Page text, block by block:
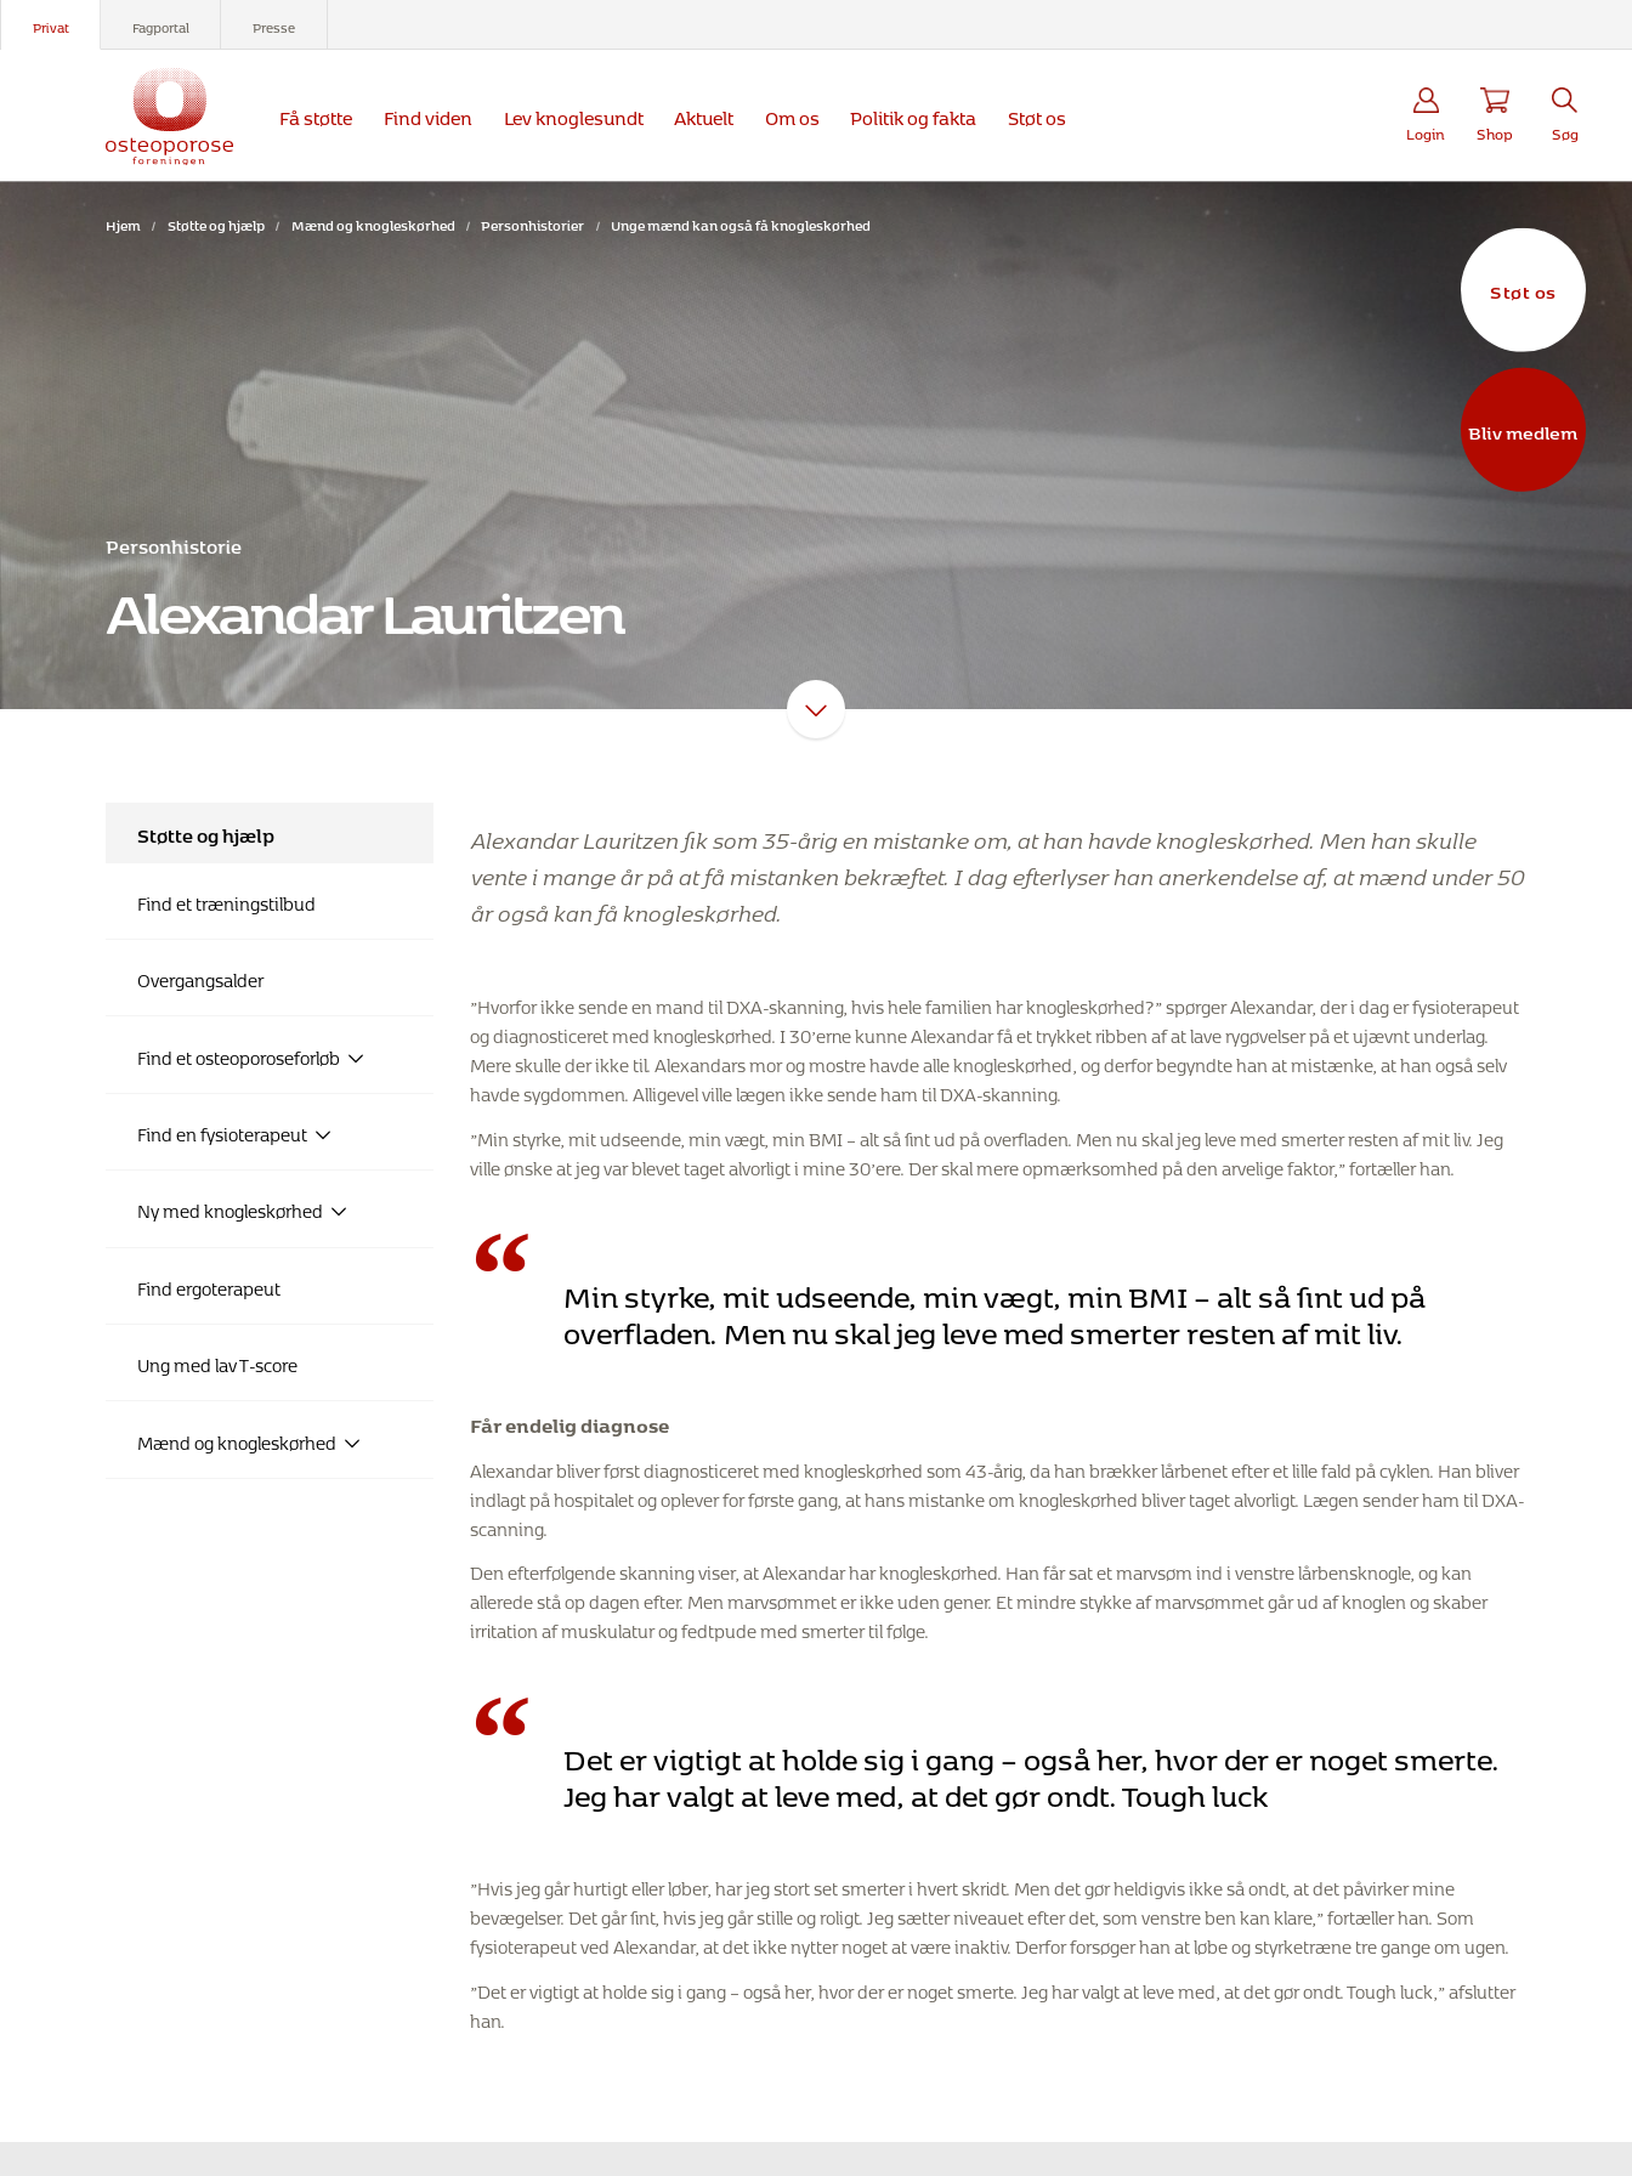
Privat Fagportal Presse
Støt os
Bliv medlem
Få støtte Find viden Lev knoglesundt Aktuelt Om os Politik og fakta Støt os Login Shop Søg
Hjem / Støtte og hjælp / Mænd og knogleskørhed / Personhistorier / Unge mænd kan også få knogleskørhed
Personhistorie
Alexandar Lauritzen
Støtte og hjælp
Find et træningstilbud
Overgangsalder
Find et osteoporoseforløb
Find en fysioterapeut
Ny med knogleskørhed
Find ergoterapeut
Ung med lav T-score
Mænd og knogleskørhed
Alexandar Lauritzen fik som 35-årig en mistanke om, at han havde knogleskørhed. Men han skulle
vente i mange år på at få mistanken bekræftet. I dag efterlyser han anerkendelse af, at mænd under 50
år også kan få knogleskørhed.
”Hvorfor ikke sende en mand til DXA-skanning, hvis hele familien har knogleskørhed?” spørger Alexandar, der i dag er fysioterapeut
og diagnosticeret med knogleskørhed. I 30’erne kunne Alexandar få et trykket ribben af at lave rygøvelser på et ujævnt underlag.
Mere skulle der ikke til. Alexandars mor og mostre havde alle knogleskørhed, og derfor begyndte han at mistænke, at han også selv
havde sygdommen. Alligevel ville lægen ikke sende ham til DXA-skanning.
”Min styrke, mit udseende, min vægt, min BMI – alt så fint ud på overfladen. Men nu skal jeg leve med smerter resten af mit liv. Jeg
ville ønske at jeg var blevet taget alvorligt i mine 30’ere. Der skal mere opmærksomhed på den arvelige faktor,” fortæller han.
“ Min styrke, mit udseende, min vægt, min BMI – alt så fint ud på
overfladen. Men nu skal jeg leve med smerter resten af mit liv.
Får endelig diagnose
Alexandar bliver først diagnosticeret med knogleskørhed som 43-årig, da han brækker lårbenet efter et lille fald på cyklen. Han bliver
indlagt på hospitalet og oplever for første gang, at hans mistanke om knogleskørhed bliver taget alvorligt. Lægen sender ham til DXA-
scanning.
Den efterfølgende skanning viser, at Alexandar har knogleskørhed. Han får sat et marvsøm ind i venstre lårbensknogle, og kan
allerede stå op dagen efter. Men marvsømmet er ikke uden gener. Et mindre stykke af marvsømmet går ud af knoglen og skaber
irritation af muskulatur og fedtpude med smerter til følge.
“ Det er vigtigt at holde sig i gang – også her, hvor der er noget smerte.
Jeg har valgt at leve med, at det gør ondt. Tough luck
”Hvis jeg går hurtigt eller løber, har jeg stort set smerter i hvert skridt. Men det gør heldigvis ikke så ondt, at det påvirker mine
bevægelser. Det går fint, hvis jeg går stille og roligt. Jeg sætter niveauet efter det, som venstre ben kan klare,” fortæller han. Som
fysioterapeut ved Alexandar, at det ikke nytter noget at være inaktiv. Derfor forsøger han at løbe og styrketræne tre gange om ugen.
”Det er vigtigt at holde sig i gang – også her, hvor der er noget smerte. Jeg har valgt at leve med, at det gør ondt. Tough luck,” afslutter
han.